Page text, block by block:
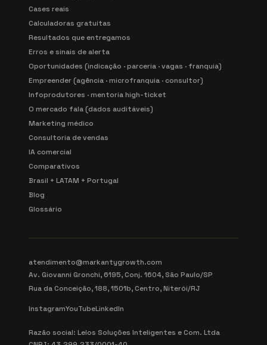
Cases reais
Calculadoras gratuitas
Resultados que entregamos
Erros e sinais de alerta
Oportunidades (indicação · parceria · vagas · franquia)
Empreender (agência · microfranquia · consultor)
Infoprodutores · mentoria high-ticket
O mercado fala (dados auditáveis)
Marketing médico
Consultoria de vendas
IA comercial
Comparativos
Brasil + LATAM + Portugal
Blog
Glossário
atendimento@markantygrowth.com
Av. Giovanni Gronchi, 6195, Conj. 1604, São Paulo/SP
Rua da Conceição, 188, 1501b, Centro, Niterói/RJ
InstagramYouTubeLinkedIn
Razão social: Lelos Soluções Inteligentes e Com. Ltda